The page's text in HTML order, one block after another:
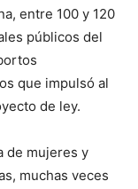
entre 100 y 120
públicos del
que impulsó al
de ley.
de mujeres y
muchas veces